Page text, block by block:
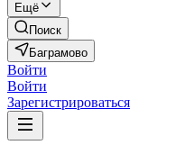
Ещё
Поиск
Баграмово
Войти
Войти
Зарегистрироваться